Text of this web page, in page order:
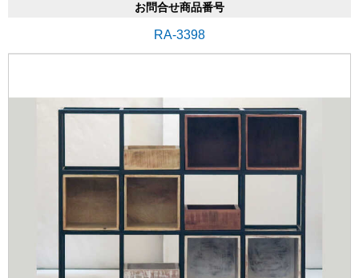
お問合せ商品番号
RA-3398